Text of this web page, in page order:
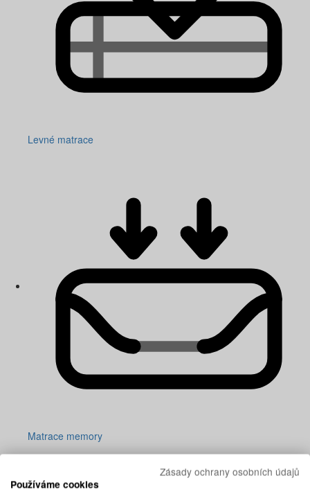
Levné matrace
Matrace memory
Zásady ochrany osobních údajů
Používáme cookies